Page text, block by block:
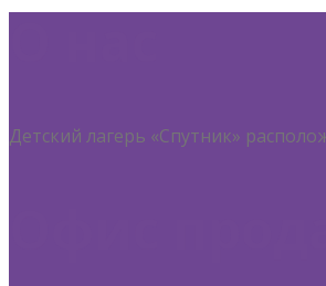
Детский лагерь «Спутник»